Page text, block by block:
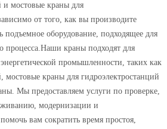
и мостовые краны для
от того, как вы производите
подъемное оборудование, подходящее для
процесса.Наши краны подходят для
промышленности, таких как
мостовые краны для гидроэлектростанций
Мы предоставляем услуги по проверке,
модернизации и
вам сократить время простоя,